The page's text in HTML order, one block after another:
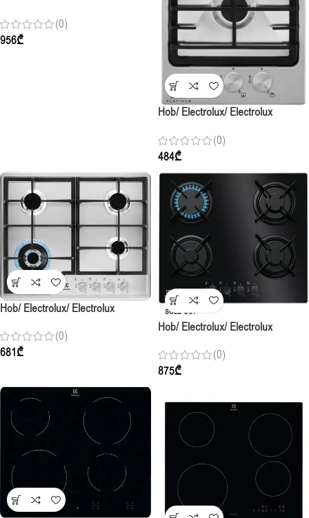
60cm / Black Glass
(0)
956₾
Hob/ Electrolux/ Electrolux
30cm / Stainless Steel
(0)
484₾
Hob/ Electrolux/ Electrolux
Stainless Steel
(0)
681₾
SOLD OUT
Hob/ Electrolux/ Electrolux
Black Glass (0)
875₾